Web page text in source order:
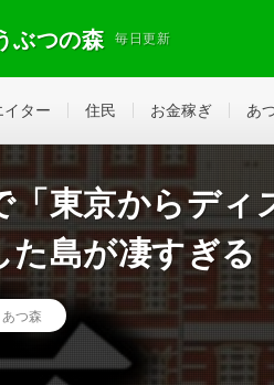
ぶつの森 毎日更新
ター 住民 お金稼ぎ あ
「東京からディ
た島が凄すぎる
あつ森